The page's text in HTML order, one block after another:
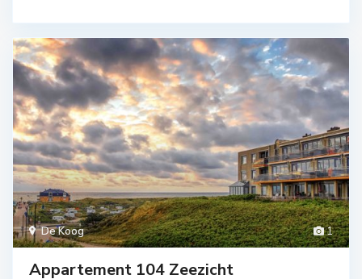
1
De Koog
Appartement 104 Zeezicht